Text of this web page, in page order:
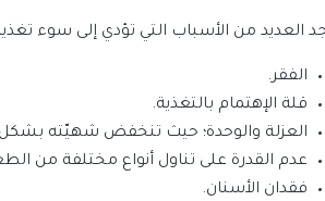
العديد من الأسباب التي تؤدي إلى سوء
الفقر.
قلة الإهتمام بالتغذية.
العزلة والوحدة؛ حيث تنخفض شهيّته بشكل
عدم القدرة على تناول أنواع مختلفة من
فقدان الأسنان.